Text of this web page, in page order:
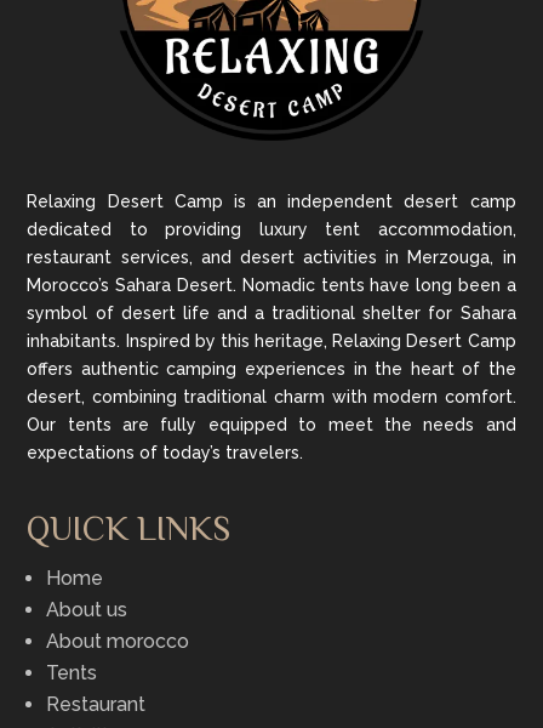
Relaxing Desert Camp is an independent desert camp
dedicated to providing luxury tent accommodation,
restaurant services, and desert activities in Merzouga, in
Morocco’s Sahara Desert. Nomadic tents have long been a
symbol of desert life and a traditional shelter for Sahara
inhabitants. Inspired by this heritage, Relaxing Desert Camp
offers authentic camping experiences in the heart of the
desert, combining traditional charm with modern comfort.
Our tents are fully equipped to meet the needs and
expectations of today’s travelers.
QUICK LINKS
Home
About us
About morocco
Tents
Restaurant